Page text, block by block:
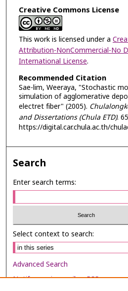
Creative Commons License
This work is licensed under a
Attribution-NonCommercial-No
International License.
Recommended Citation
Sae-lim, Weeraya, "Stochastic
simulation of agglomerative
electret fiber" (2005).
and Dissertations (Chula ETD).
https://digital.car.chula.ac.th/
Search
Enter search terms:
Select context to search:
Advanced Search
Notify me via email orRSS